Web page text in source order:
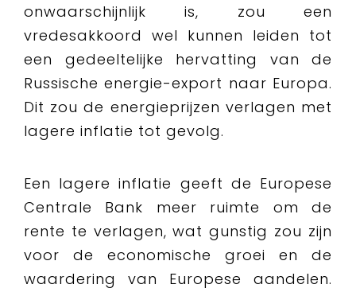
onwaarschijnlijk is, zou een
vredesakkoord wel kunnen leiden tot
een gedeeltelijke hervatting van de
Russische energie-export naar Europa.
Dit zou de energieprijzen verlagen met
lagere inflatie tot gevolg.
Een lagere inflatie geeft de Europese
Centrale Bank meer ruimte om de
rente te verlagen, wat gunstig zou zijn
voor de economische groei en de
waardering van Europese aandelen.